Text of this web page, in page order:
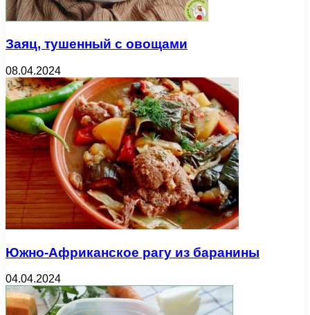
Заяц, тушенный с овощами
08.04.2024
Южно-Африканское рагу из баранины
04.04.2024